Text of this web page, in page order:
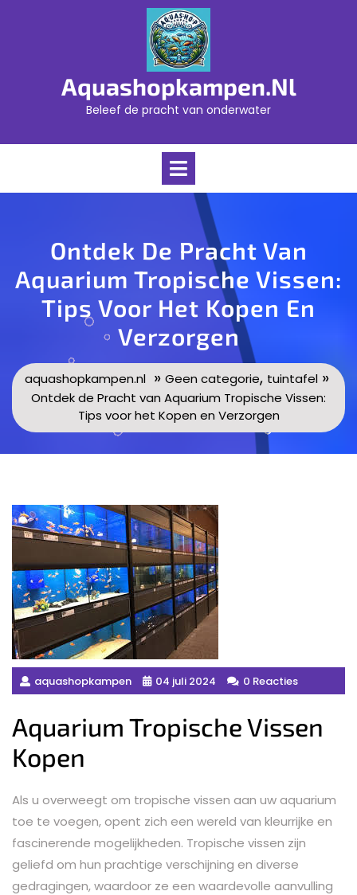
Aquashopkampen.nl
Beleef de pracht van onderwater
Open
Ontdek De Pracht Van
Aquarium Tropische Vissen:
Tips Voor Het Kopen En
Verzorgen
aquashopkampen.nl» Geen categorie, tuintafel»
Ontdek de Pracht van Aquarium Tropische Vissen:
Tips voor het Kopen en Verzorgen
aquashopkampen 04 juli 2024 0 Reacties
Aquarium Tropische Vissen
Kopen
Als u overweegt om tropische vissen aan uw aquarium
toe te voegen, opent zich een wereld van kleurrijke en
fascinerende mogelijkheden. Tropische vissen zijn
geliefd om hun prachtige verschijning en diverse
gedragingen, waardoor ze een waardevolle aanvulling